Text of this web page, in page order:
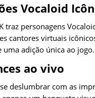
Vocaloid
traz personagens
cantores virtuais
uma adição única ao jogo.
ao vivo
deslumbrar com as